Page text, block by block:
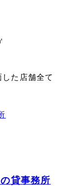
た店舗全て
貸事務所